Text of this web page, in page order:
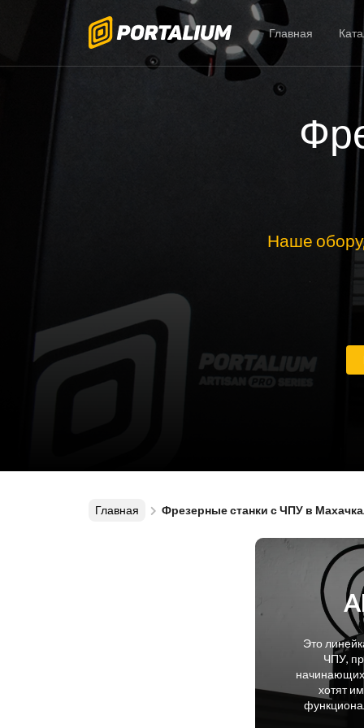
Главная
Наше
Главная Фрезерные станки с ЧПУ в
Это
ЧПУ,
начинающих
хотят